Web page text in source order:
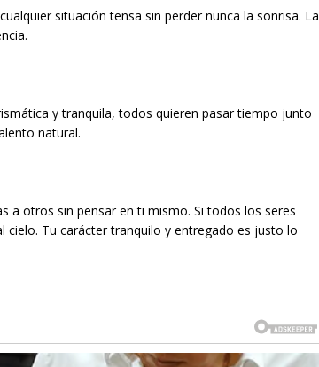
situación tensa sin perder nunca la sonrisa. La
y tranquila, todos quieren pasar tiempo junto
natural.
a otros sin pensar en ti mismo. Si todos los seres
Tu carácter tranquilo y entregado es justo lo